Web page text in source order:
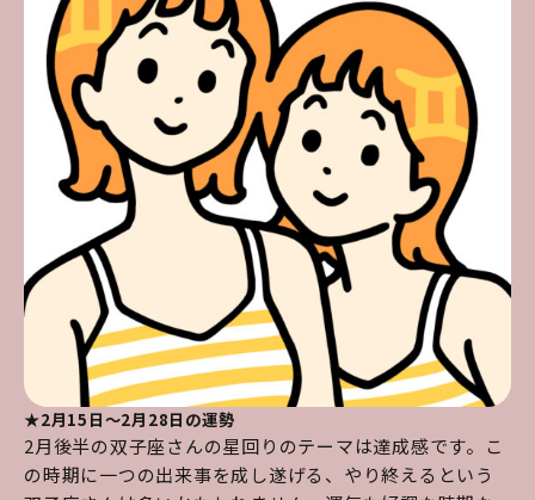
★2月15日～2月28日の運勢
2月後半の双子座さんの星回りのテーマは達成感です。こ
の時期に一つの出来事を成し遂げる、やり終えるという